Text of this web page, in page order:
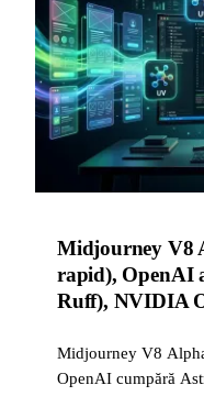
Midjourney V8
rapid), OpenAI
Ruff), NVIDIA
Midjourney V8
OpenAI cumpără